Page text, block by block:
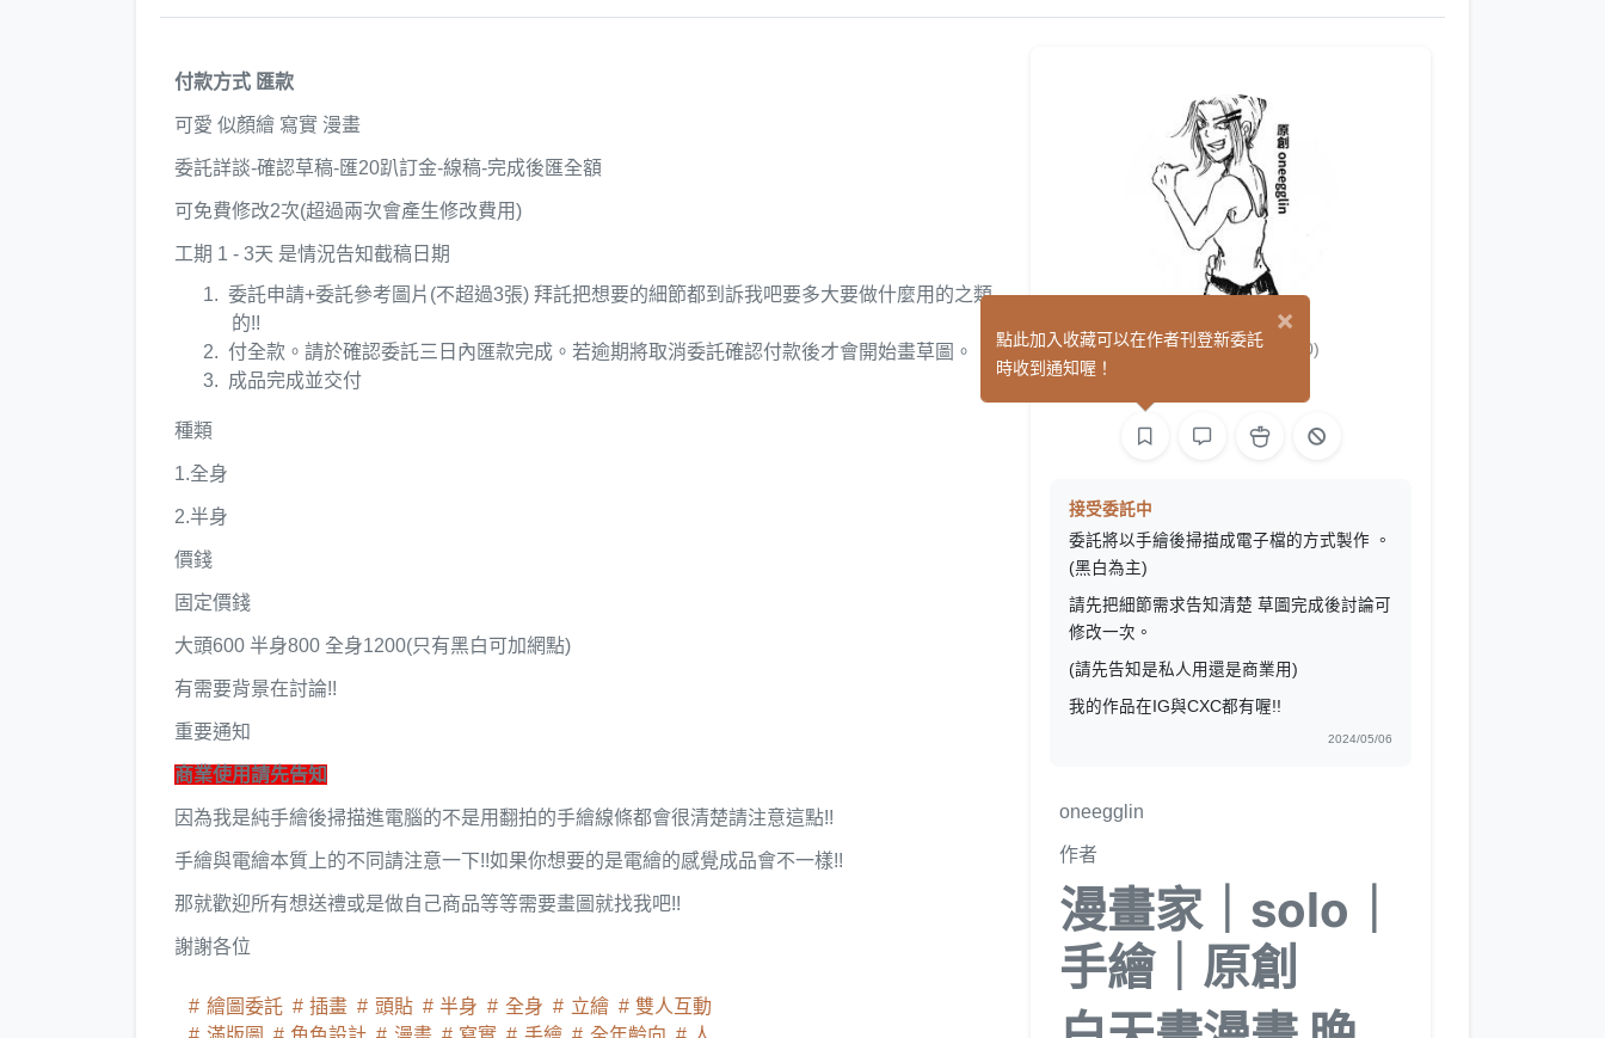
付款方式 匯款
可愛 似顏繪 寫實 漫畫
委託詳談-確認草稿-匯20趴訂金-線稿-完成後匯全額
可免費修改2次(超過兩次會產生修改費用)
工期 1 - 3天 是情況告知截稿日期
委託申請+委託參考圖片(不超過3張) 拜託把想要的細節都到訴我吧要多大要做什麼用的之類
的!!
付全款。請於確認委託三日內匯款完成。若逾期將取消委託確認付款後才會開始畫草圖。
成品完成並交付
種類
1.全身
2.半身
價錢
固定價錢
大頭600 半身800 全身1200(只有黑白可加網點)
有需要背景在討論!!
重要通知
商業使用請先告知
因為我是純手繪後掃描進電腦的不是用翻拍的手繪線條都會很清楚請注意這點!!
手繪與電繪本質上的不同請注意一下!!如果你想要的是電繪的感覺成品會不一樣!!
那就歡迎所有想送禮或是做自己商品等等需要畫圖就找我吧!!
謝謝各位
繪圖委託 插畫 頭貼 半身 全身 立繪
雙人互動
oneegglin (0)
接受委託中
委託將以手繪後掃描成電子檔的方式製作 。
(黑白為主)
請先把細節需求告知清楚 草圖完成後討論可
修改一次。
(請先告知是私人用還是商業用)
我的作品在IG與CXC都有喔!!
2024/05/06
oneegglin
作者
漫畫家｜solo｜
手繪｜原創
×
點此加入收藏可以在作者刊登新委託
時收到通知喔！